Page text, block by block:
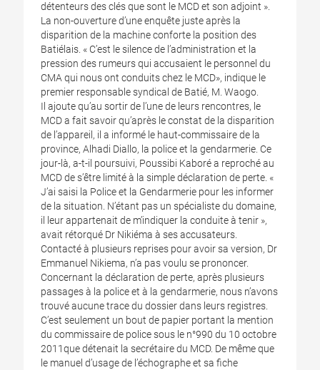
détenteurs des clés que sont le MCD et son adjoint ».
La non-ouverture d’une enquête juste après la
disparition de la machine conforte la position des
Batiélais. « C’est le silence de l’administration et la
pression des rumeurs qui accusaient le personnel du
CMA qui nous ont conduits chez le MCD», indique le
premier responsable syndical de Batié, M. Waogo.
Il ajoute qu’au sortir de l’une de leurs rencontres, le
MCD a fait savoir qu’après le constat de la disparition
de l’appareil, il a informé le haut-commissaire de la
province, Alhadi Diallo, la police et la gendarmerie. Ce
jour-là, a-t-il poursuivi, Poussibi Kaboré a reproché au
MCD de s’être limité à la simple déclaration de perte. «
J’ai saisi la Police et la Gendarmerie pour les informer
de la situation. N’étant pas un spécialiste du domaine,
il leur appartenait de m’indiquer la conduite à tenir »,
avait rétorqué Dr Nikiéma à ses accusateurs.
Contacté à plusieurs reprises pour avoir sa version, Dr
Emmanuel Nikiema, n’a pas voulu se prononcer.
Concernant la déclaration de perte, après plusieurs
passages à la police et à la gendarmerie, nous n’avons
trouvé aucune trace du dossier dans leurs registres.
C’est seulement un bout de papier portant la mention
du commissaire de police sous le n°990 du 10 octobre
2011que détenait la secrétaire du MCD. De même que
le manuel d’usage de l’échographe et sa fiche